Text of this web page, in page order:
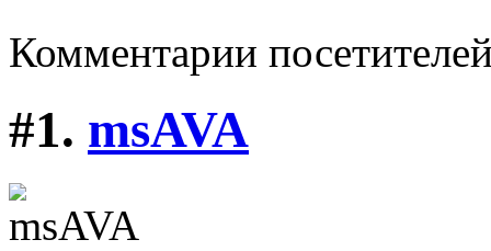
Комментарии
#1. msAVA